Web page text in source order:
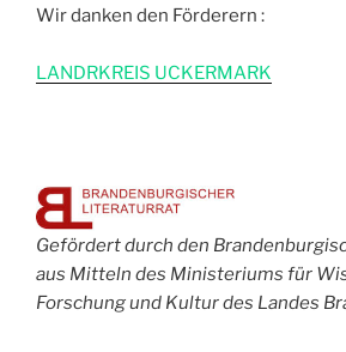
Wir danken den Förderern :
LANDRKREIS UCKERMARK
Gefördert durch den
aus Mitteln des Ministeriums für
Forschung und Kultur des Landes